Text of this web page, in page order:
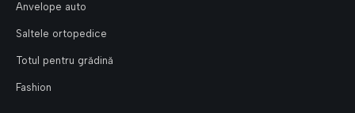
Anvelope auto
Saltele ortopedice
Totul pentru grădină
Fashion